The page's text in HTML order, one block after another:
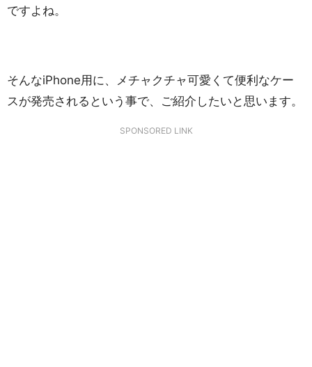
ですよね。
そんなiPhone用に、メチャクチャ可愛くて便利なケー
スが発売されるという事で、ご紹介したいと思います。
SPONSORED LINK